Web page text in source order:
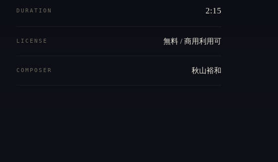
DURATION 2:15
LICENSE 無料 / 商用利用可
COMPOSER 秋山裕和